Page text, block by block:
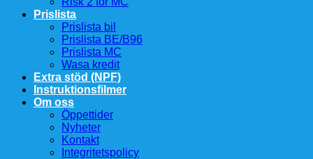
Prislista
Prislista bil
Prislista BE/B96
Prislista MC
Wasa kredit
Extra stöd (NPF)
Instruktionsfilmer
Om oss
Öppettider
Nyheter
Kontakt
Integritetspolicy